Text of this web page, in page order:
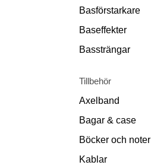
Basförstarkare
Baseffekter
Bassträngar
Tillbehör
Axelband
Bagar & case
Böcker och noter
Kablar